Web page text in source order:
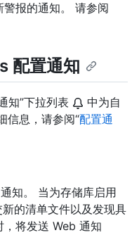
报的通知。 请参阅
配置通知
知”下拉列表
中为自
信息，请参阅“配置通
知。 当为存储库启用
的清单文件以及发现具
将发送 Web 通知